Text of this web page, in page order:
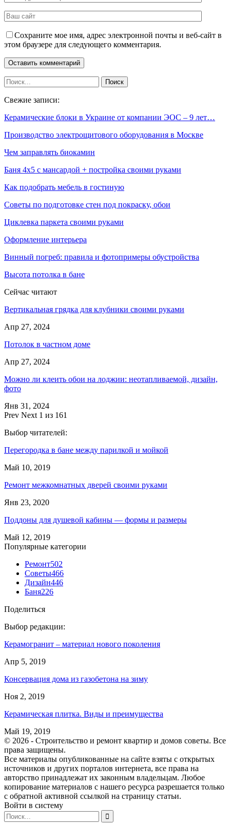
Сохраните мое имя, адрес электронной почты и веб-сайт в
этом браузере для следующего комментария.
Свежие записи:
Керамические блоки в Украине от компании ЭОС – 9 лет…
Производство электрощитового оборудования в Москве
Чем заправлять биокамин
Баня 4х5 с мансардой + постройка своими руками
Как подобрать мебель в гостиную
Советы по подготовке стен под покраску, обои
Циклевка паркета своими руками
Оформление интерьера
Винный погреб: правила и фотопримеры обустройства
Высота потолка в бане
Сейчас читают
Вертикальная грядка для клубники своими руками
Апр 27, 2024
Потолок в частном доме
Апр 27, 2024
Можно ли клеить обои на лоджии: неотапливаемой, дизайн,
фото
Янв 31, 2024
Prev Next 1 из 161
Выбор читателей:
Перегородка в бане между парилкой и мойкой
Май 10, 2019
Ремонт межкомнатных дверей своими руками
Янв 23, 2020
Поддоны для душевой кабины — формы и размеры
Май 12, 2019
Популярные категории
Ремонт502
Советы466
Дизайн446
Баня226
Поделиться
Выбор редакции:
Керамогранит – материал нового поколения
Апр 5, 2019
Консервация дома из газобетона на зиму
Ноя 2, 2019
Керамическая плитка. Виды и преимущества
Май 19, 2019
© 2026 - Строительство и ремонт квартир и домов советы. Все
права защищены.
Все материалы опубликованные на сайте взяты с открытых
источников и других порталов интернета, все права на
авторство принадлежат их законным владельцам. Любое
копирование материалов с нашего ресурса разрешается только
с обратной активной ссылкой на страницу статьи.
Войти в систему